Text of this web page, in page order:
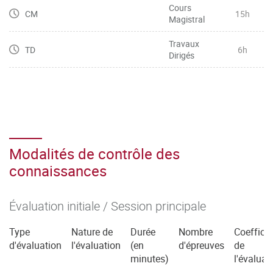
CM
Cours
Magistral
15h
TD
Travaux
Dirigés
6h
Modalités de contrôle des
connaissances
Évaluation initiale / Session principale
Type
d'évaluation
Nature de
l'évaluation
Durée
(en
minutes)
Nombre
d'épreuves
de